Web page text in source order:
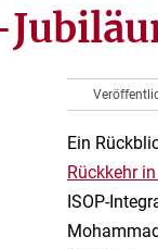
Ein
Rückkehr
ISOP-